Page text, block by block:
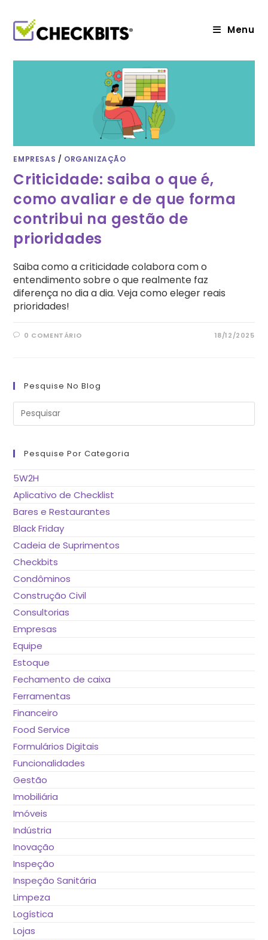
conteúdo
Menu
EMPRESAS / ORGANIZAÇÃO
Criticidade: saiba o que é,
como avaliar e de que forma
contribui na gestão de
prioridades
Saiba como a criticidade colabora com o
entendimento sobre o que realmente faz
diferença no dia a dia. Veja como eleger reais
prioridades!
0 COMENTÁRIO 18/12/2025
Pesquise No Blog
Pesquise Por Categoria
5W2H
Aplicativo de Checklist
Bares e Restaurantes
Black Friday
Cadeia de Suprimentos
Checkbits
Condôminos
Construção Civil
Consultorias
Empresas
Equipe
Estoque
Fechamento de caixa
Ferramentas
Financeiro
Food Service
Formulários Digitais
Funcionalidades
Gestão
Imobiliária
Imóveis
Indústria
Inovação
Inspeção
Inspeção Sanitária
Limpeza
Logística
Lojas